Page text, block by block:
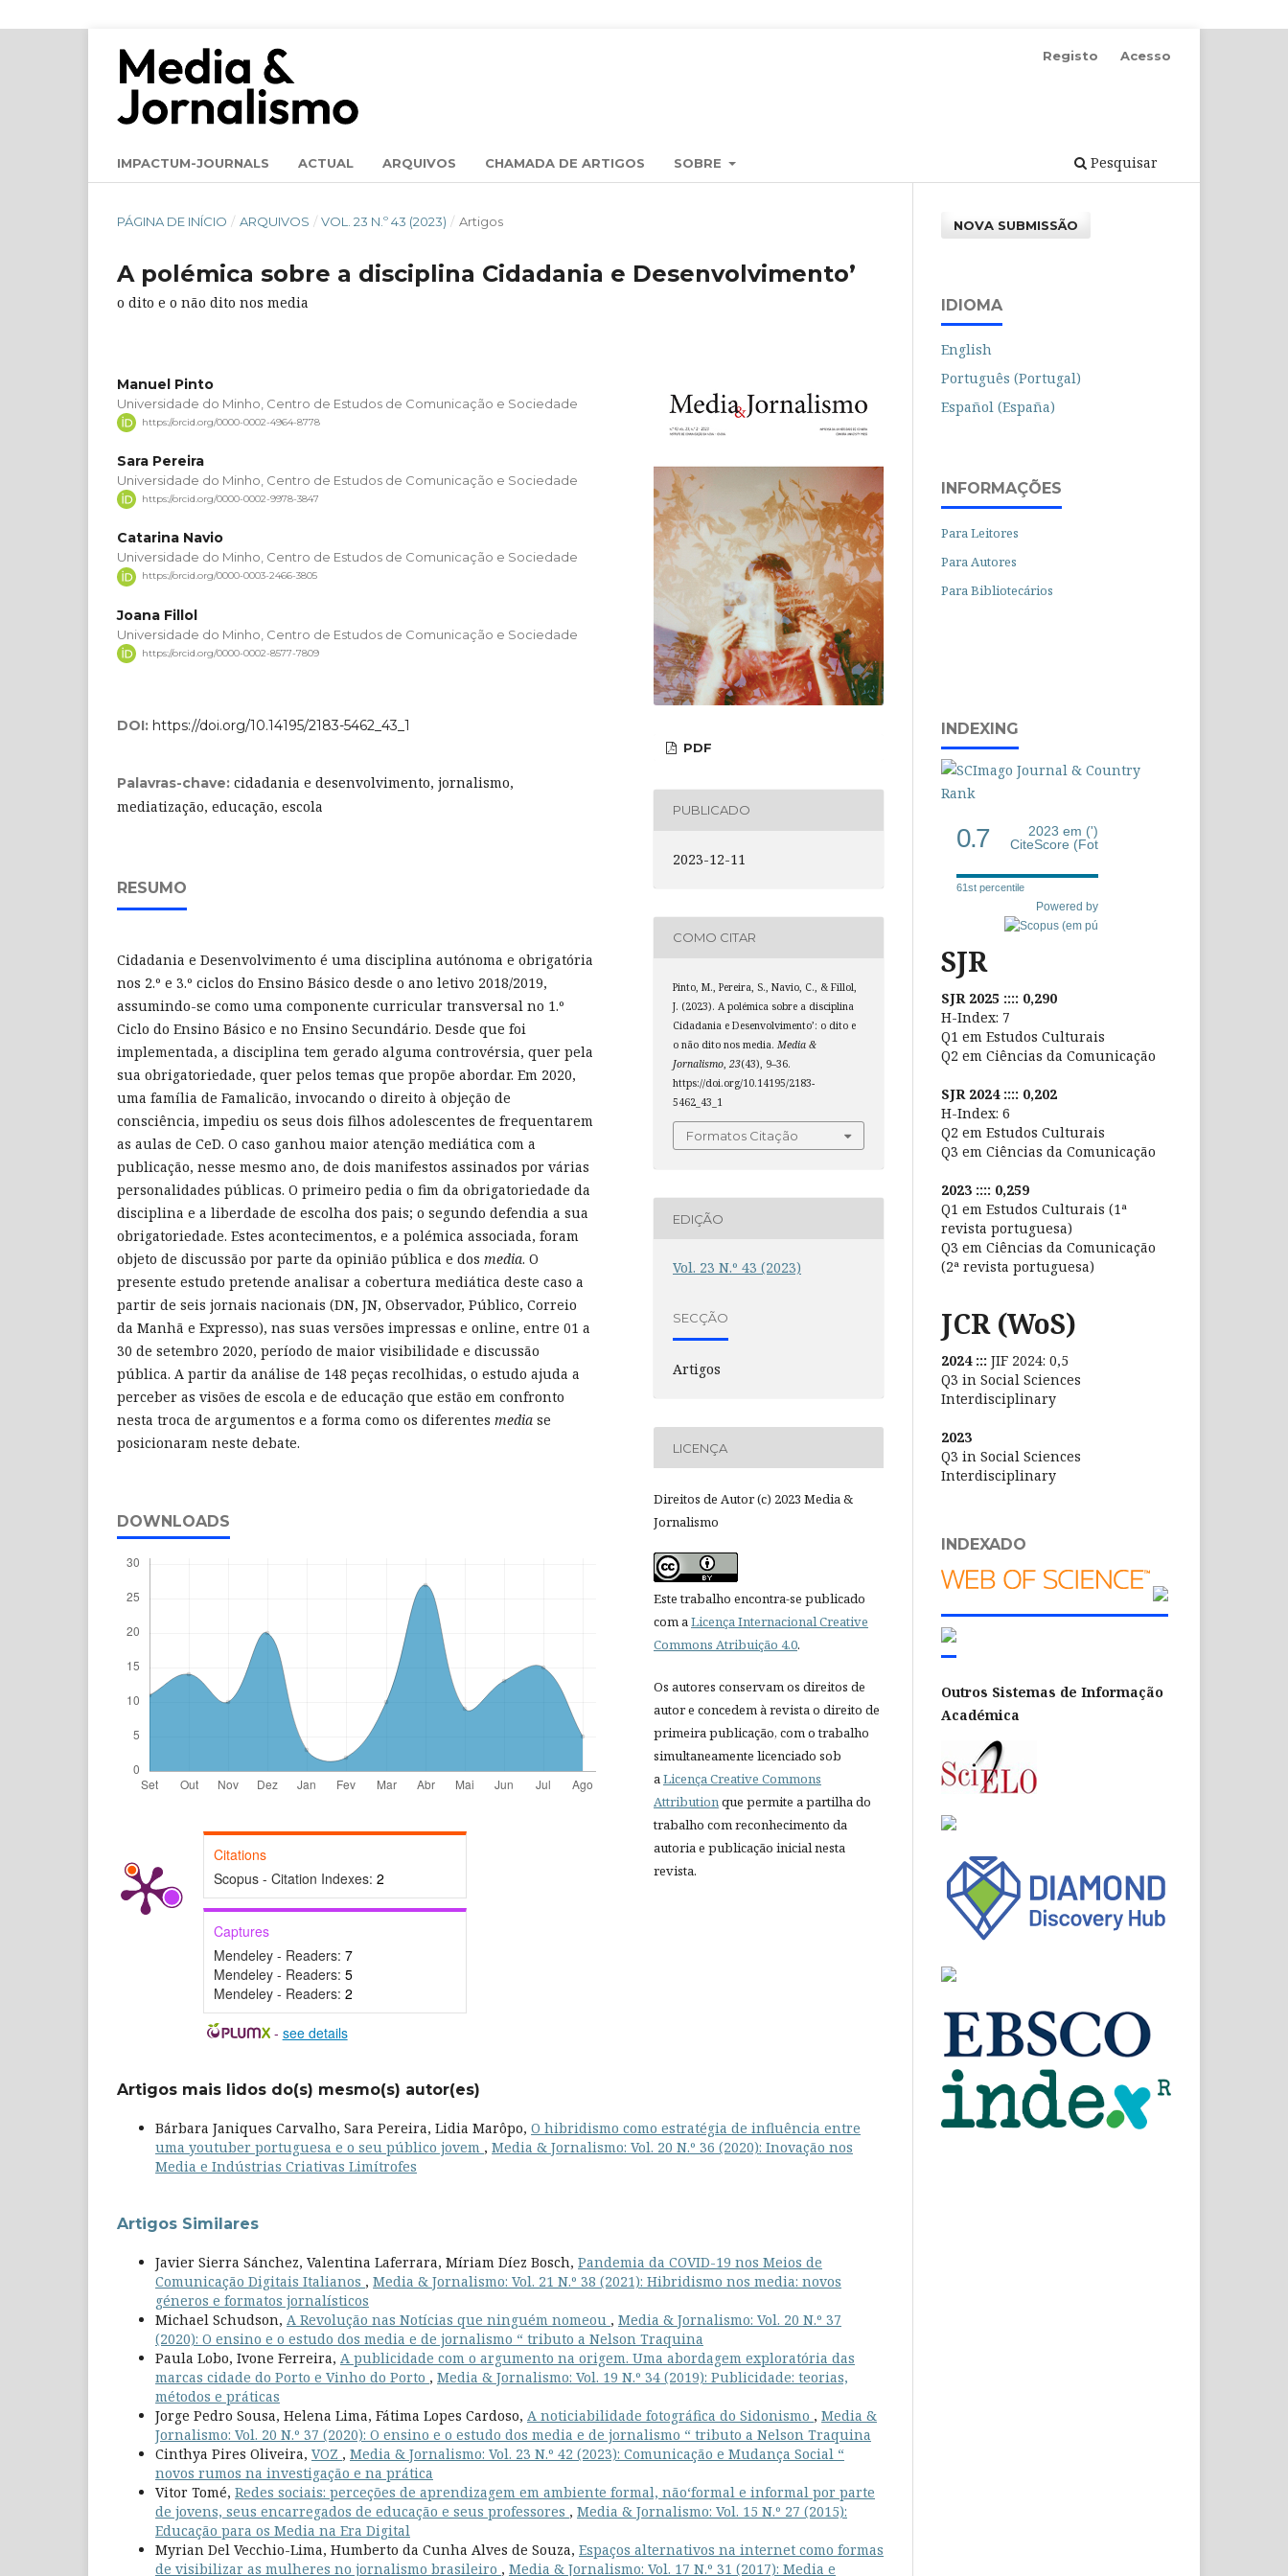
IMPACTUM-JOURNALS ACTUAL ARQUIVOS CHAMADA DE ARTIGOS SOBRE Pesquisar
Registo Acesso
PÁGINA DE INÍCIO / ARQUIVOS / VOL. 23 N.º 43 (2023) / Artigos
A polémica sobre a disciplina Cidadania e Desenvolvimento’
o dito e o não dito nos media
Manuel Pinto
Universidade do Minho, Centro de Estudos de Comunicação e Sociedade
https://orcid.org/0000-0002-4964-8778
Sara Pereira
Universidade do Minho, Centro de Estudos de Comunicação e Sociedade
https://orcid.org/0000-0002-9978-3847
Catarina Navio
Universidade do Minho, Centro de Estudos de Comunicação e Sociedade
https://orcid.org/0000-0003-2466-3805
Joana Fillol
Universidade do Minho, Centro de Estudos de Comunicação e Sociedade
https://orcid.org/0000-0002-8577-7809
DOI: https://doi.org/10.14195/2183-5462_43_1
Palavras-chave: cidadania e desenvolvimento, jornalismo,
mediatização, educação, escola
RESUMO
Cidadania e Desenvolvimento é uma disciplina autónoma e obrigatória
nos 2.º e 3.º ciclos do Ensino Básico desde o ano letivo 2018/2019,
assumindo-se como uma componente curricular transversal no 1.º
Ciclo do Ensino Básico e no Ensino Secundário. Desde que foi
implementada, a disciplina tem gerado alguma controvérsia, quer pela
sua obrigatoriedade, quer pelos temas que propõe abordar. Em 2020,
uma família de Famalicão, invocando o direito à objeção de
consciência, impediu os seus dois filhos adolescentes de frequentarem
as aulas de CeD. O caso ganhou maior atenção mediática com a
publicação, nesse mesmo ano, de dois manifestos assinados por várias
personalidades públicas. O primeiro pedia o fim da obrigatoriedade da
disciplina e a liberdade de escolha dos pais; o segundo defendia a sua
obrigatoriedade. Estes acontecimentos, e a polémica associada, foram
objeto de discussão por parte da opinião pública e dos media. O
presente estudo pretende analisar a cobertura mediática deste caso a
partir de seis jornais nacionais (DN, JN, Observador, Público, Correio
da Manhã e Expresso), nas suas versões impressas e online, entre 01 a
30 de setembro 2020, período de maior visibilidade e discussão
pública. A partir da análise de 148 peças recolhidas, o estudo ajuda a
perceber as visões de escola e de educação que estão em confronto
nesta troca de argumentos e a forma como os diferentes media se
posicionaram neste debate.
DOWNLOADS
Citations
Scopus - Citation Indexes: 2
Captures
Mendeley - Readers: 7
Mendeley - Readers: 5
Mendeley - Readers: 2
- see details
PDF
PUBLICADO
2023-12-11
COMO CITAR
Pinto, M., Pereira, S., Navio, C., & Fillol,
J. (2023). A polémica sobre a disciplina
Cidadania e Desenvolvimento’: o dito e
o não dito nos media. Media &
Jornalismo ,23(43), 9–36.
https://doi.org/10.14195/2183-
5462_43_1
Formatos Citação
EDIÇÃO
Vol. 23 N.º 43 (2023)
SECÇÃO
Artigos
LICENÇA
Direitos de Autor (c) 2023 Media &
Jornalismo
Este trabalho encontra-se publicado
com aLicença Internacional Creative
Commons Atribuição 4.0.
Os autores conservam os direitos de
autor e concedem à revista o direito de
primeira publicação, com o trabalho
simultaneamente licenciado sob
aLicença Creative Commons
Attributionque permite a partilha do
trabalho com reconhecimento da
autoria e publicação inicial nesta
revista.
Artigos mais lidos do(s) mesmo(s) autor(es)
Bárbara Janiques Carvalho, Sara Pereira, Lidia Marôpo, O hibridismo como estratégia de influência entre
uma youtuber portuguesa e o seu público jovem , Media & Jornalismo: Vol. 20 N.º 36 (2020): Inovação nos
Media e Indústrias Criativas Limítrofes
Artigos Similares
Javier Sierra Sánchez, Valentina Laferrara, Míriam Díez Bosch, Pandemia da COVID-19 nos Meios de
Comunicação Digitais Italianos , Media & Jornalismo: Vol. 21 N.º 38 (2021): Hibridismo nos media: novos
géneros e formatos jornalísticos
Michael Schudson, A Revolução nas Notícias que ninguém nomeou , Media & Jornalismo: Vol. 20 N.º 37
(2020): O ensino e o estudo dos media e de jornalismo “ tributo a Nelson Traquina
Paula Lobo, Ivone Ferreira, A publicidade com o argumento na origem. Uma abordagem exploratória das
marcas cidade do Porto e Vinho do Porto , Media & Jornalismo: Vol. 19 N.º 34 (2019): Publicidade: teorias,
métodos e práticas
Jorge Pedro Sousa, Helena Lima, Fátima Lopes Cardoso, A noticiabilidade fotográfica do Sidonismo , Media &
Jornalismo: Vol. 20 N.º 37 (2020): O ensino e o estudo dos media e de jornalismo “ tributo a Nelson Traquina
Cinthya Pires Oliveira, VOZ , Media & Jornalismo: Vol. 23 N.º 42 (2023): Comunicação e Mudança Social “
novos rumos na investigação e na prática
Vitor Tomé, Redes sociais: perceções de aprendizagem em ambiente formal, não‘formal e informal por parte
de jovens, seus encarregados de educação e seus professores , Media & Jornalismo: Vol. 15 N.º 27 (2015):
Educação para os Media na Era Digital
Myrian Del Vecchio-Lima, Humberto da Cunha Alves de Souza, Espaços alternativos na internet como formas
de visibilizar as mulheres no jornalismo brasileiro , Media & Jornalismo: Vol. 17 N.º 31 (2017): Media e
NOVA SUBMISSÃO
IDIOMA
English
Português (Portugal)
Español (España)
INFORMAÇÕES
Para Leitores
Para Autores
Para Bibliotecários
INDEXING
0.7
2023 em (')
CiteScore (Fot
61st percentile
Powered by
SJR
SJR 2025 :::: 0,290
H-Index: 7
Q1 em Estudos Culturais
Q2 em Ciências da Comunicação
SJR 2024 :::: 0,202
H-Index: 6
Q2 em Estudos Culturais
Q3 em Ciências da Comunicação
2023 :::: 0,259
Q1 em Estudos Culturais (1ª
revista portuguesa)
Q3 em Ciências da Comunicação
(2ª revista portuguesa)
JCR (WoS)
2024 ::: JIF 2024: 0,5
Q3 in Social Sciences
Interdisciplinary
2023
Q3 in Social Sciences
Interdisciplinary
INDEXADO
Outros Sistemas de Informação
Académica